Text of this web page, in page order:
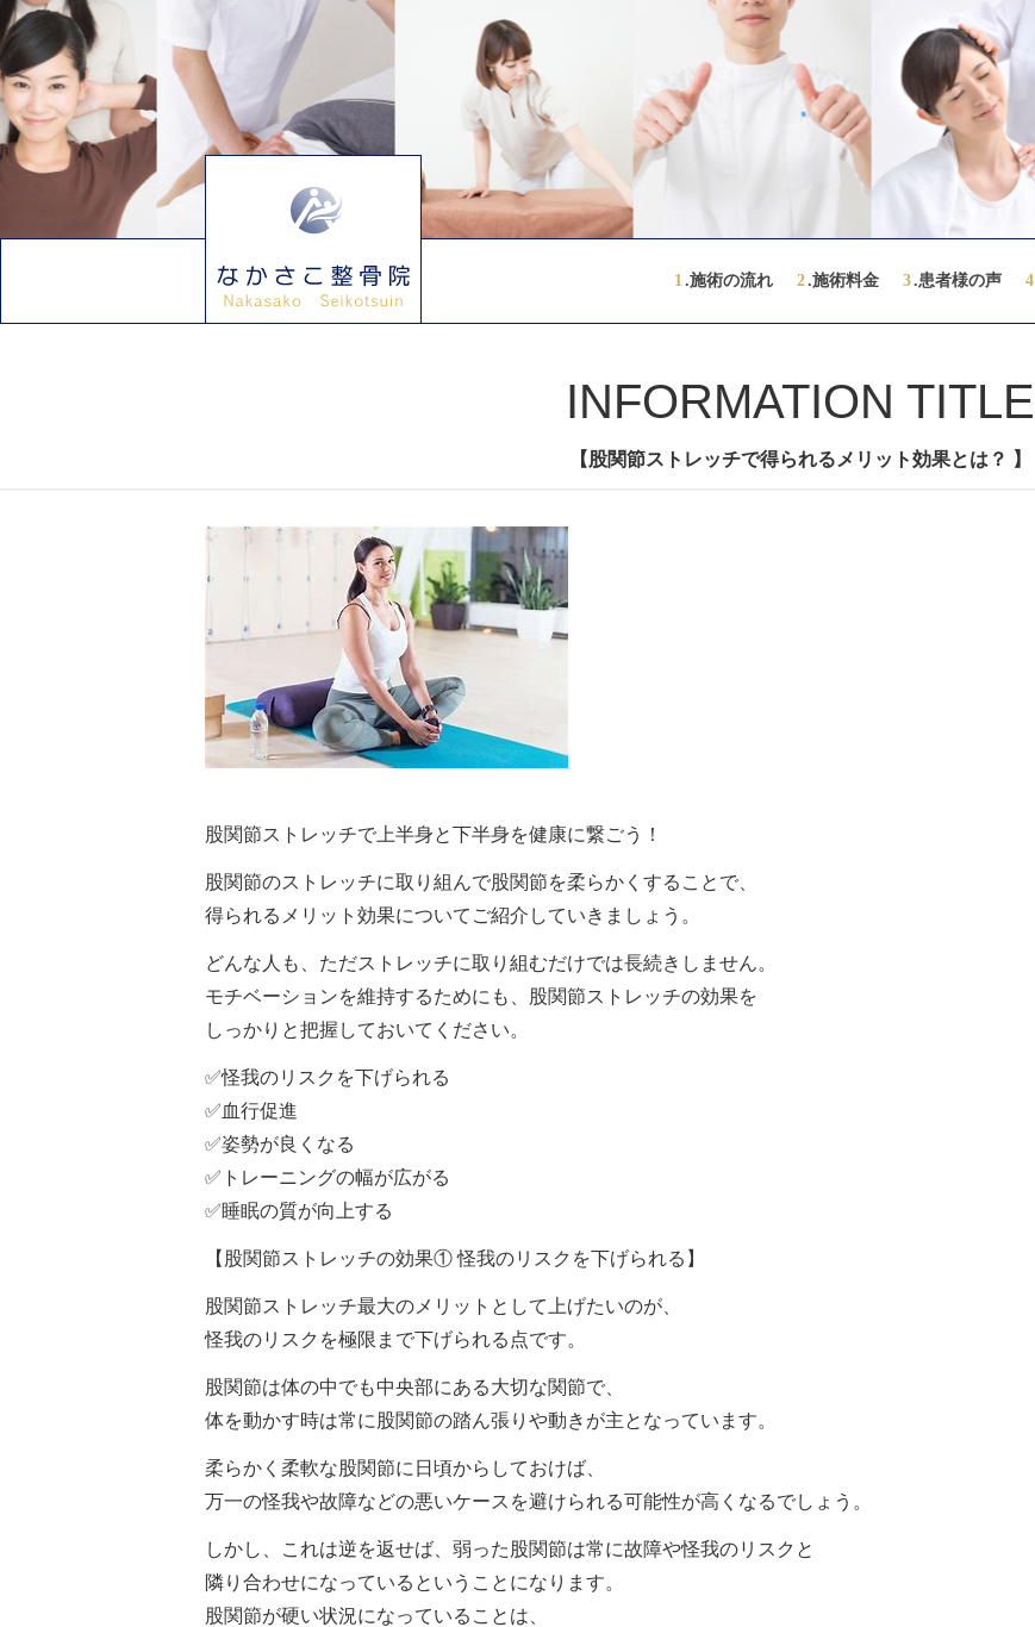
1.施術の流れ 2.施術料金 3.患者様の声 4
INFORMATION TITLE
【股関節ストレッチで得られるメリット効果とは？ 】
股関節ストレッチで上半身と下半身を健康に繋ごう！
股関節のストレッチに取り組んで股関節を柔らかくすることで、
得られるメリット効果についてご紹介していきましょう。
どんな人も、ただストレッチに取り組むだけでは長続きしません。
モチベーションを維持するためにも、股関節ストレッチの効果を
しっかりと把握しておいてください。
✅怪我のリスクを下げられる
✅血行促進
✅姿勢が良くなる
✅トレーニングの幅が広がる
✅睡眠の質が向上する
【股関節ストレッチの効果① 怪我のリスクを下げられる】
股関節ストレッチ最大のメリットとして上げたいのが、
怪我のリスクを極限まで下げられる点です。
股関節は体の中でも中央部にある大切な関節で、
体を動かす時は常に股関節の踏ん張りや動きが主となっています。
柔らかく柔軟な股関節に日頃からしておけば、
万一の怪我や故障などの悪いケースを避けられる可能性が高くなるでしょう。
しかし、これは逆を返せば、弱った股関節は常に故障や怪我のリスクと
隣り合わせになっているということになります。
股関節が硬い状況になっていることは、